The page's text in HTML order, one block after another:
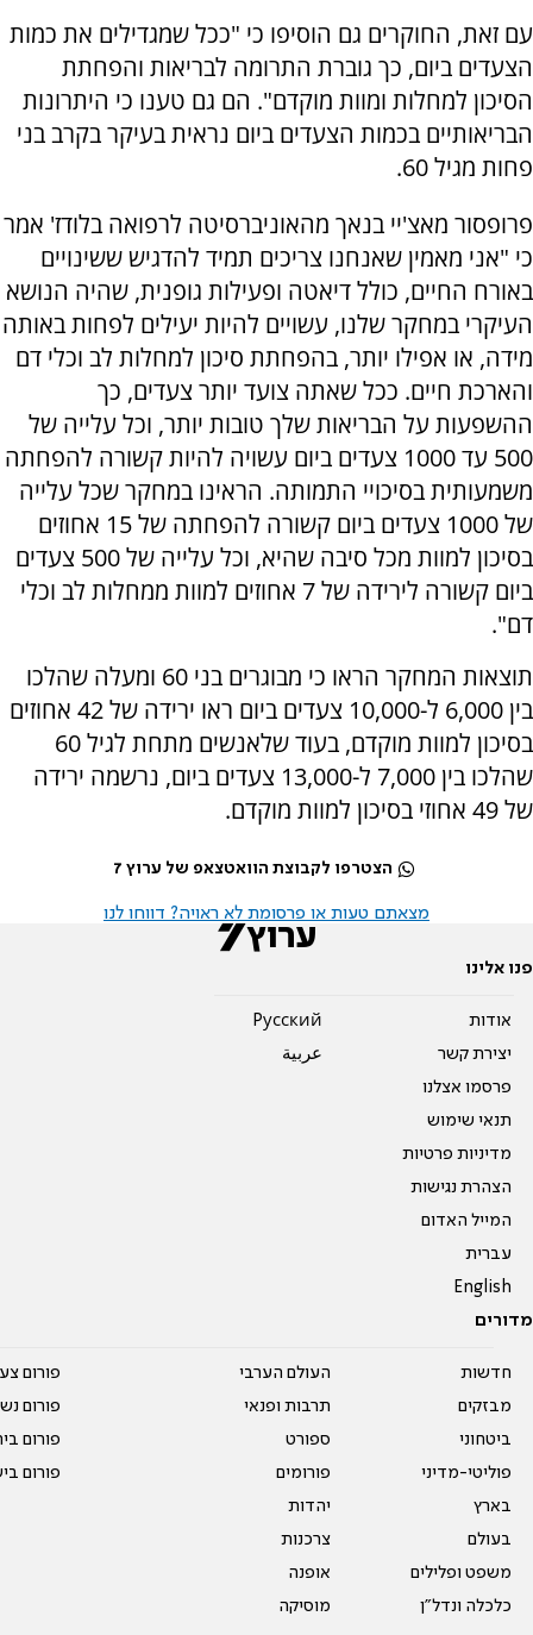
עם זאת, החוקרים גם הוסיפו כי "ככל שמגדילים את כמות
הצעדים ביום, כך גוברת התרומה לבריאות והפחתת
הסיכון למחלות ומוות מוקדם". הם גם טענו כי היתרונות
הבריאותיים בכמות הצעדים ביום נראית בעיקר בקרב בני
פחות מגיל 60.
פרופסור מאצ'יי בנאך מהאוניברסיטה לרפואה בלודז' אמר
כי "אני מאמין שאנחנו צריכים תמיד להדגיש ששינויים
באורח החיים, כולל דיאטה ופעילות גופנית, שהיה הנושא
העיקרי במחקר שלנו, עשויים להיות יעילים לפחות באותה
מידה, או אפילו יותר, בהפחתת סיכון למחלות לב וכלי דם
והארכת חיים. ככל שאתה צועד יותר צעדים, כך
ההשפעות על הבריאות שלך טובות יותר, וכל עלייה של
500 עד 1000 צעדים ביום עשויה להיות קשורה להפחתה
משמעותית בסיכויי התמותה. הראינו במחקר שכל עלייה
של 1000 צעדים ביום קשורה להפחתה של 15 אחוזים
בסיכון למוות מכל סיבה שהיא, וכל עלייה של 500 צעדים
ביום קשורה לירידה של 7 אחוזים למוות ממחלות לב וכלי
דם".
תוצאות המחקר הראו כי מבוגרים בני 60 ומעלה שהלכו
בין 6,000 ל-10,000 צעדים ביום ראו ירידה של 42 אחוזים
בסיכון למוות מוקדם, בעוד שלאנשים מתחת לגיל 60
שהלכו בין 7,000 ל-13,000 צעדים ביום, נרשמה ירידה
של 49 אחוזי בסיכון למוות מוקדם.
הצטרפו לקבוצת הוואטצאפ של ערוץ 7
מצאתם טעות או פרסומת לא ראויה? דווחו לנו
פנו אלינו
אודות
יצירת קשר
פרסמו אצלנו
תנאי שימוש
מדיניות פרטיות
הצהרת נגישות
המייל האדום
עברית
English
Pусский
عربية
מדורים
חדשות
מבזקים
ביטחוני
פוליטי-מדיני
בארץ
בעולם
משפט ופלילים
כלכלה ונדל"ן
העולם הערבי
תרבות ופנאי
ספורט
פורומים
יהדות
צרכנות
אופנה
מוסיקה
פורום
פורום
פורום
פורום